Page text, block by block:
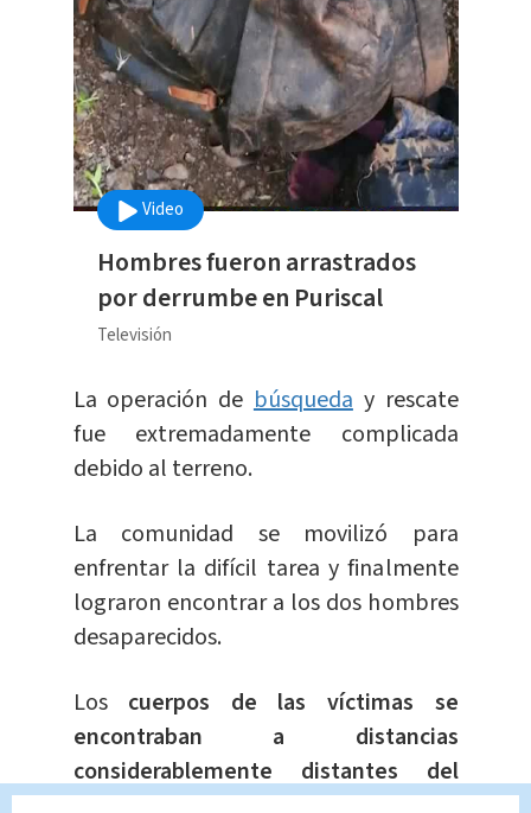
Video
Hombres fueron arrastrados
por derrumbe en Puriscal
Televisión
La operación de búsqueday rescate
fue extremadamente complicada
debido al terreno.
La comunidad se movilizó para
enfrentar la difícil tarea y finalmente
lograron encontrar a los dos hombres
desaparecidos.
Los cuerpos de las víctimas se
encontraban a distancias
considerablemente distantes del
lugar del accidente.